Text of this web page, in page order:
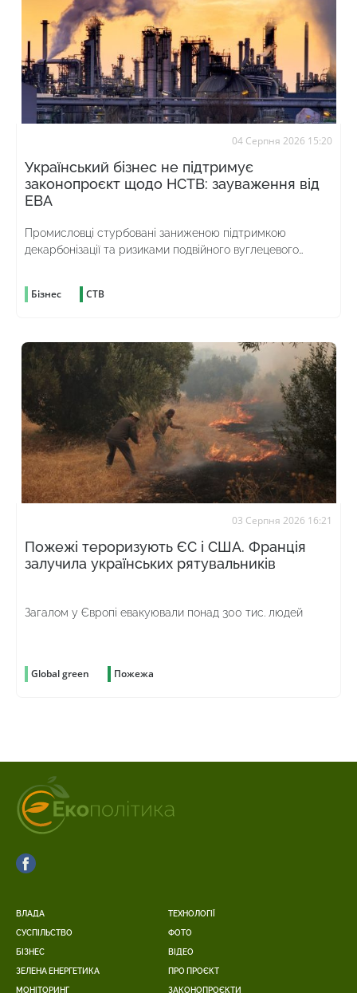
04 Серпня 2026 15:20
Український бізнес не підтримує
законопроєкт щодо НСТВ: зауваження від
ЕВА
Промисловці стурбовані заниженою підтримкою
декарбонізації та ризиками подвійного вуглецевого
Бізнес СТВ
03 Серпня 2026 16:21
Пожежі тероризують ЄС і США. Франція
залучила українських рятувальників
Загалом у Європі евакуювали понад 300 тис. людей
Global green Пожежа
ВЛАДА
СУСПІЛЬСТВО
БІЗНЕС
ЗЕЛЕНА ЕНЕРГЕТИКА
МОНІТОРИНГ
ТЕХНОЛОГІЇ
ФОТО
ВІДЕО
ПРО ПРОЄКТ
ЗАКОНОПРОЄКТИ